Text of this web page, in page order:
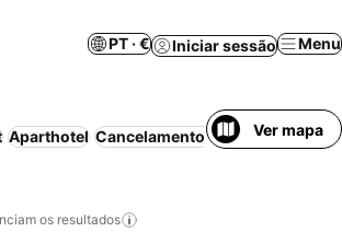
PT · € Iniciar sessão Menu
Aparthotel Cancelamento gratuito Wi-fi
Ver mapa
os resultados